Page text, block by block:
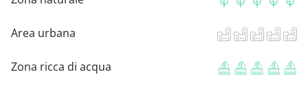
Area urbana
Zona ricca di acqua